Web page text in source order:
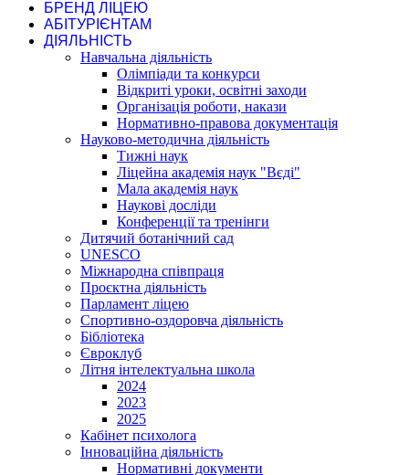
БРЕНД ЛІЦЕЮ
АБІТУРІЄНТАМ
ДІЯЛЬНІСТЬ
Навчальна діяльність
Олімпіади та конкурси
Відкриті уроки, освітні заходи
Організація роботи, накази
Нормативно-правова документація
Науково-методична діяльність
Тижні наук
Ліцейна академія наук "Вєді"
Мала академія наук
Наукові досліди
Конференції та тренінги
Дитячий ботанічний сад
UNESCO
Міжнародна співпраця
Проєктна діяльність
Парламент ліцею
Спортивно-оздоровча діяльність
Бібліотека
Євроклуб
Літня інтелектуальна школа
2024
2023
2025
Кабінет психолога
Інноваційна діяльність
Нормативні документи